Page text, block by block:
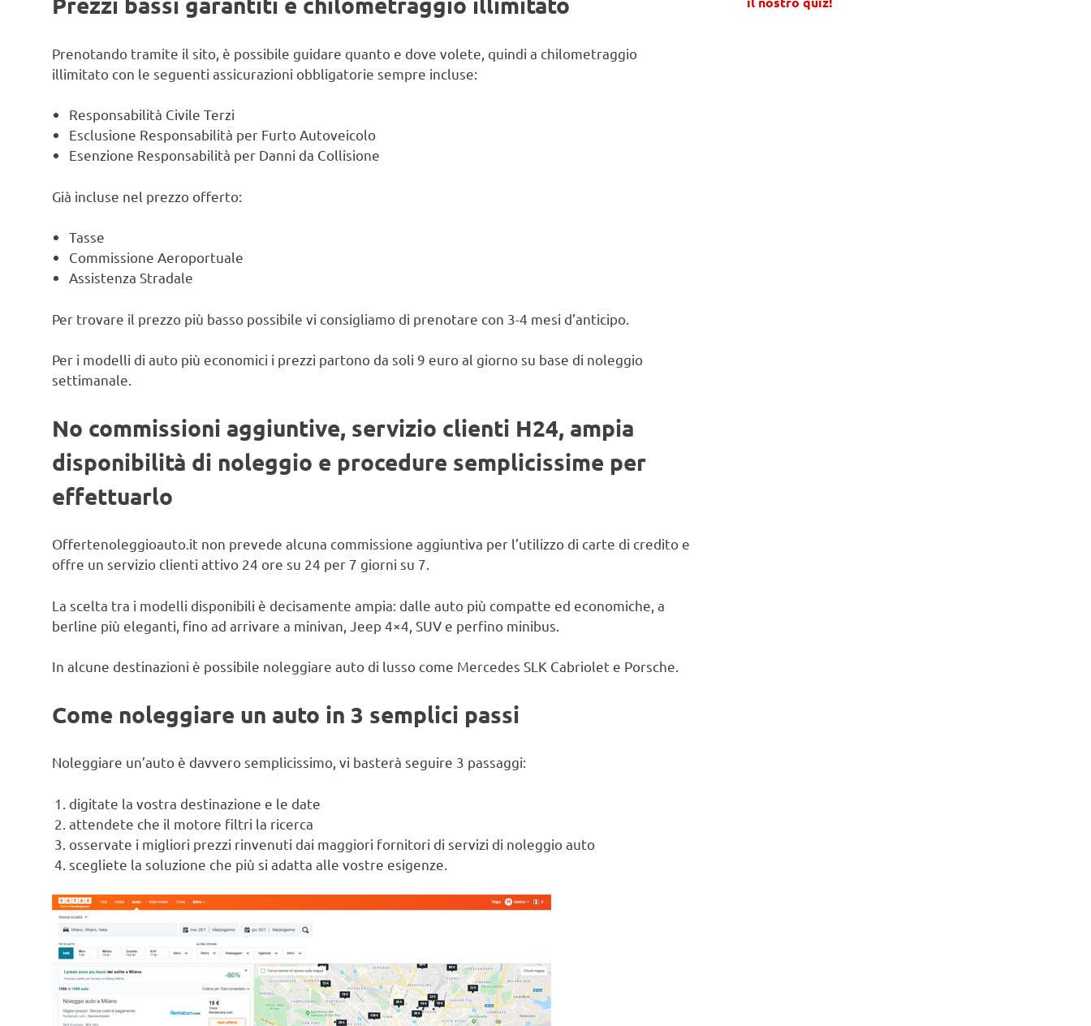
Prenotando tramite il sito, è possibile guidare quanto e dove volete, quindi a chilometraggio
illimitato con le seguenti assicurazioni obbligatorie sempre incluse:
Responsabilità Civile Terzi
Esclusione Responsabilità per Furto Autoveicolo
Esenzione Responsabilità per Danni da Collisione
Già incluse nel prezzo offerto:
Tasse
Commissione Aeroportuale
Assistenza Stradale
Per trovare il prezzo più basso possibile vi consigliamo di prenotare con 3-4 mesi d’anticipo.
Per i modelli di auto più economici i prezzi partono da soli 9 euro al giorno su base di noleggio
settimanale.
No commissioni aggiuntive, servizio clienti H24, ampia
disponibilità di noleggio e procedure semplicissime per
effettuarlo
Offertenoleggioauto.it non prevede alcuna commissione aggiuntiva per l’utilizzo di carte di credito e
offre un servizio clienti attivo 24 ore su 24 per 7 giorni su 7.
La scelta tra i modelli disponibili è decisamente ampia: dalle auto più compatte ed economiche, a
berline più eleganti, fino ad arrivare a minivan, Jeep 4×4, SUV e perfino minibus.
In alcune destinazioni è possibile noleggiare auto di lusso come Mercedes SLK Cabriolet e Porsche.
Come noleggiare un auto in 3 semplici passi
Noleggiare un’auto è davvero semplicissimo, vi basterà seguire 3 passaggi:
digitate la vostra destinazione e le date
attendete che il motore filtri la ricerca
osservate i migliori prezzi rinvenuti dai maggiori fornitori di servizi di noleggio auto
scegliete la soluzione che più si adatta alle vostre esigenze.